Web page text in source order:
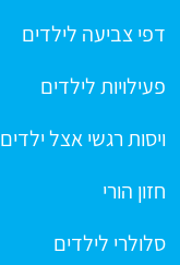
דפי צביעה לילדים
פעילויות לילדים
ויסות רגשי אצל ילדים
חזון הורי
סלולרי לילדים